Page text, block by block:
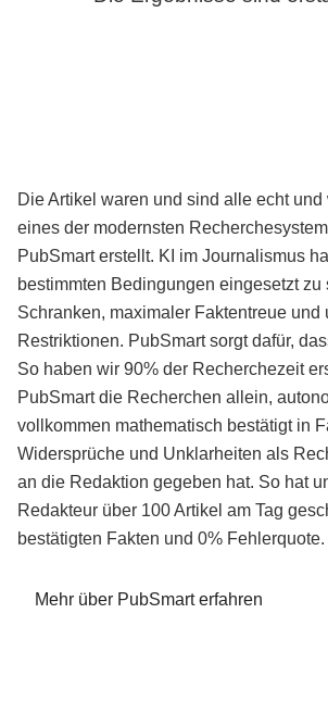
Die Artikel waren und sind alle echt
eines der modernsten
PubSmart erstellt. KI im Journalismus
bestimmten Bedingungen eingesetzt zu
Schranken, maximaler Faktentreue und
Restriktionen. PubSmart sorgt dafür,
So haben wir 90% der Recherchezeit
PubSmart die Recherchen allein,
vollkommen mathematisch bestätigt in
Widersprüche und Unklarheiten als
an die Redaktion gegeben hat. So hat
Redakteur über 100 Artikel am Tag
bestätigten Fakten und 0% Fehlerquote.
Mehr über PubSmart erfahren